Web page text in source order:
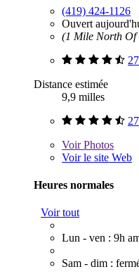
(419) 424-1126
Ouvert
(1 Mile North Of
Distance estimée
9,9 milles
VoirPhotos
Voir le site Web
Heures normales
Voir tout
Lun - ven : 9h
Sam - dim :